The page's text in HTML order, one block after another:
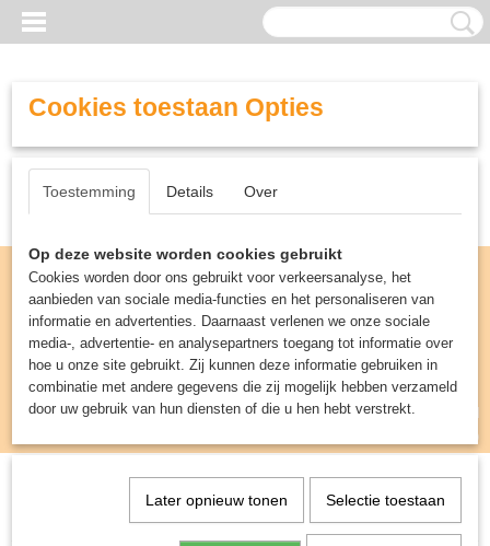
Inloggen Registreren
UW WINKELWAGEN
(0)
Spellen & Puzzels> Gnome Sweet Gnome -
Cookies toestaan Opties
Toestemming Details Over
Op deze website worden cookies gebruikt
Cookies worden door ons gebruikt voor verkeersanalyse, het
aanbieden van sociale media-functies en het personaliseren van
informatie en advertenties. Daarnaast verlenen we onze sociale
media-, advertentie- en analysepartners toegang tot informatie over
hoe u onze site gebruikt. Zij kunnen deze informatie gebruiken in
combinatie met andere gegevens die zij mogelijk hebben verzameld
door uw gebruik van hun diensten of die u hen hebt verstrekt.
Later opnieuw tonen Selectie toestaan